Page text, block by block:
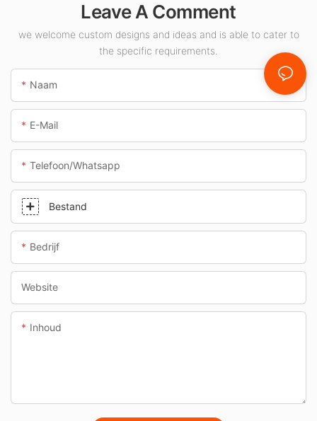
zoals tankstations
en tunnels.
Leave A Comment
we welcome custom designs and ideas and is able to cater to
the specific requirements.
Naam
E-Mail
Telefoon/whatsapp
Bestand
Bedrijf
Website
Inhoud